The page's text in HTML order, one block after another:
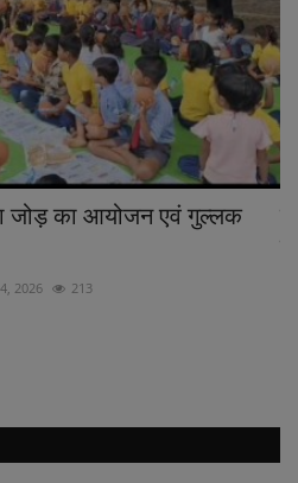
जोड़ का आयोजन एवं गुल्लक
2026 213